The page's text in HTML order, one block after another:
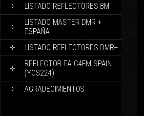
LISTADO REFLECTORES BM
LISTADO MASTER DMR +
ESPAÑA
LISTADO REFLECTORES DMR+
REFLECTOR EA C4FM SPAIN
(YCS224)
AGRADECIMIENTOS